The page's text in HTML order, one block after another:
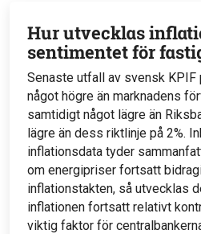
Hur utvecklas
sentimentet för
Senaste utfall av svensk KPIF
något högre än marknadens
samtidigt något lägre än
lägre än dess riktlinje på 2%.
inflationsdata tyder
om energipriser fortsatt
inflationstakten, så utvecklas
inflationen fortsatt relativt
viktig faktor för